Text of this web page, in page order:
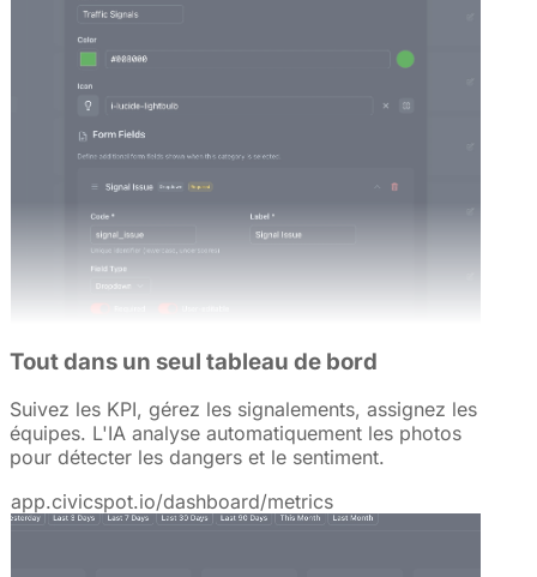
Tout dans un seul tableau de bord
Suivez les KPI, gérez les signalements, assignez les
équipes. L'IA analyse automatiquement les photos
pour détecter les dangers et le sentiment.
app.civicspot.io/dashboard/metrics